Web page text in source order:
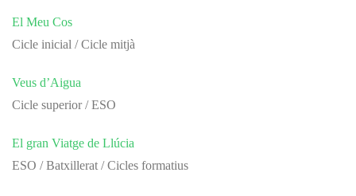
El Meu Cos
Cicle inicial / Cicle mitjà
Veus d’Aigua
Cicle superior / ESO
El gran Viatge de Llúcia
ESO / Batxillerat / Cicles formatius